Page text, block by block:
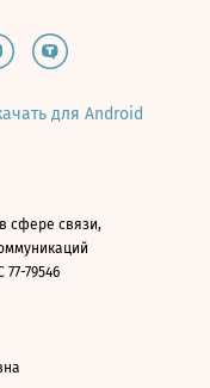
для Android
сфере связи,
79546